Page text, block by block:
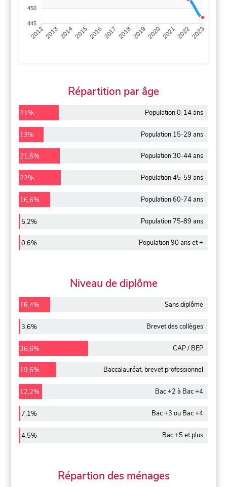
450
445
201220132014201520162017 20182019 2020202120222023
Répartition par âge
21% Population 0-14 ans
13% Population 15-29 ans
21,6% Population 30-44 ans
22% Population 45-59 ans
16,6% Population 60-74 ans
5,2% Population 75-89 ans
0,6% Population 90 ans et +
Niveau de diplôme
16,4% Sans diplôme
3,6% Brevet des collèges
36,6% CAP / BEP
19,6% Baccalauréat, brevet professionnel
12,2% Bac +2 à Bac +4
7,1% Bac +3 ou Bac +4
4,5% Bac +5 et plus
Répartion des ménages